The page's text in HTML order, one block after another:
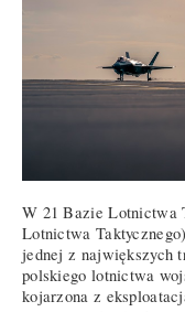
W 21 Bazie Lotnictwa
Lotnictwa
jednej z największych
polskiego lotnictwa
kojarzona z